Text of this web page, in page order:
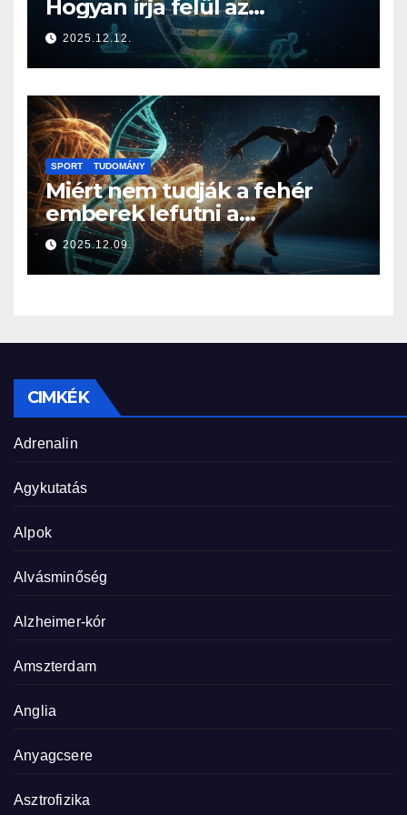
Hogyan írja felül az
életmódod az örökségedet?
2025.12.12.
SPORT TUDOMÁNY
Miért nem tudják a fehér
emberek lefutni a
jamaicaiakat? A sprintelés
genetikája
2025.12.09.
CIMKÉK
Adrenalin
Agykutatás
Alpok
Alvásminőség
Alzheimer-kór
Amszterdam
Anglia
Anyagcsere
Asztrofizika